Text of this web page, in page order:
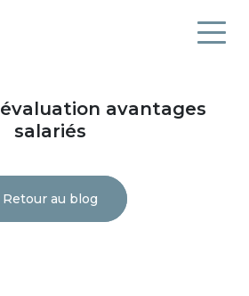
évaluation avantages
salariés
Retour au blog